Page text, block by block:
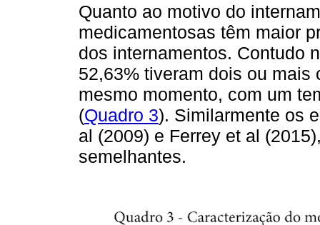
Quanto ao motivo do
medicamentosas têm maior
dos internamentos. Contudo
52,63% tiveram dois ou
mesmo momento, com um
(Quadro 3). Similarmente os
al (2009) e Ferrey et al
semelhantes.